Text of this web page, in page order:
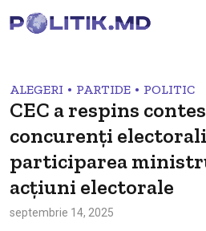
ALEGERI • PARTIDE • POLITIC
CEC a respins
concurenți
participarea
acțiuni electorale
septembrie 14, 2025